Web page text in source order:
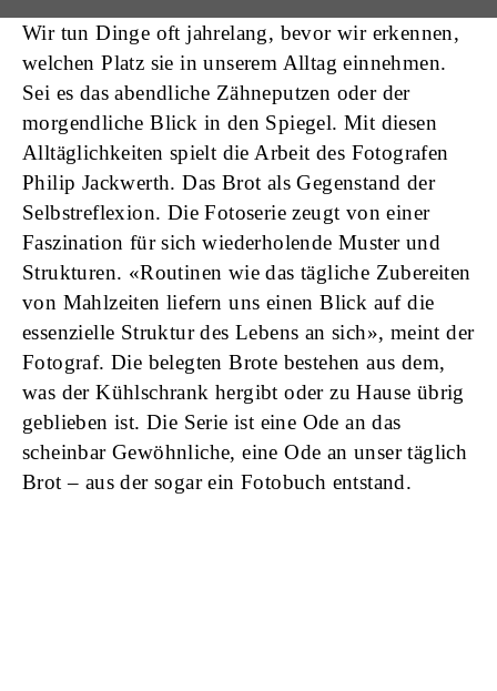
Wir tun Dinge oft jahrelang, bevor wir erkennen,
welchen Platz sie in unserem Alltag einnehmen.
Sei es das abendliche Zähneputzen oder der
morgendliche Blick in den Spiegel. Mit diesen
Alltäglichkeiten spielt die Arbeit des Fotografen
Philip Jackwerth. Das Brot als Gegenstand der
Selbstreflexion. Die Fotoserie zeugt von einer
Faszination für sich wiederholende Muster und
Strukturen. «Routinen wie das tägliche Zubereiten
von Mahlzeiten liefern uns einen Blick auf die
essenzielle Struktur des Lebens an sich», meint der
Fotograf. Die belegten Brote bestehen aus dem,
was der Kühlschrank hergibt oder zu Hause übrig
geblieben ist. Die Serie ist eine Ode an das
scheinbar Gewöhnliche, eine Ode an unser täglich
Brot – aus der sogar ein Fotobuch entstand.